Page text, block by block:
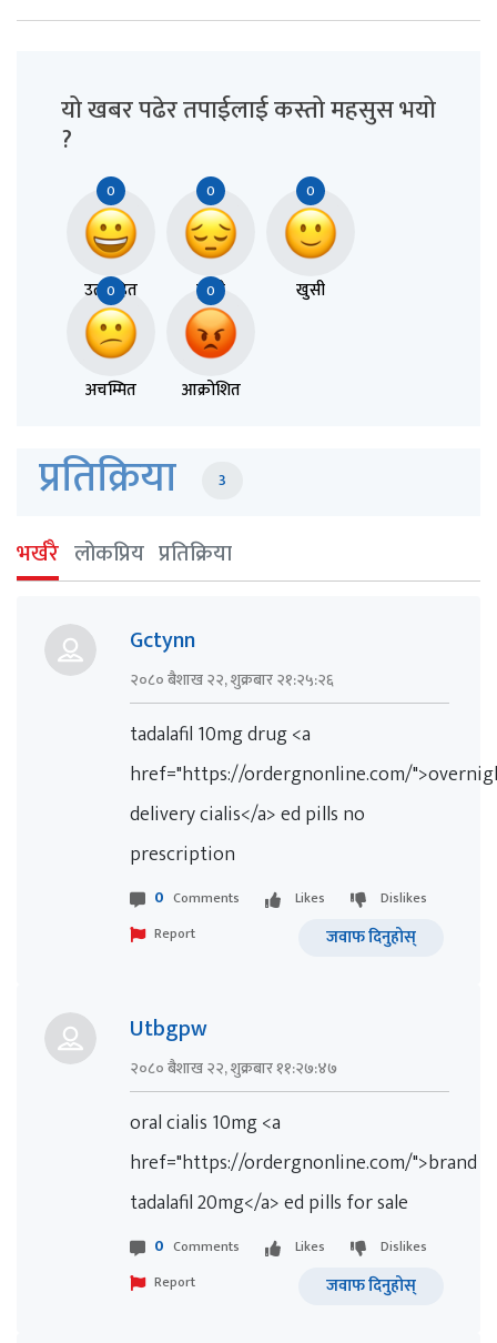
यो खबर पढेर तपाईलाई कस्तो महसुस भयो
?
0
उत्साहित
0
दुःखी
0
खुसी
0
अचम्मित
0
आक्रोशित
प्रतिक्रिया 3
भर्खरै लोकप्रिय प्रतिक्रिया
Gctynn
२०८० बैशाख २२, शुक्रबार २१:२५:२६
tadalafil 10mg drug <a
href="https://ordergnonline.com/
delivery cialis</a> ed pills no
prescription
0 Comments Likes
Dislikes
Report
जवाफ दिनुहोस्
Utbgpw
२०८० बैशाख २२, शुक्रबार ११:२७:४७
oral cialis 10mg <a
href="https://ordergnonline.com/">brand
tadalafil 20mg</a> ed pills for sale
0 Comments Likes
Dislikes
Report
जवाफ दिनुहोस्